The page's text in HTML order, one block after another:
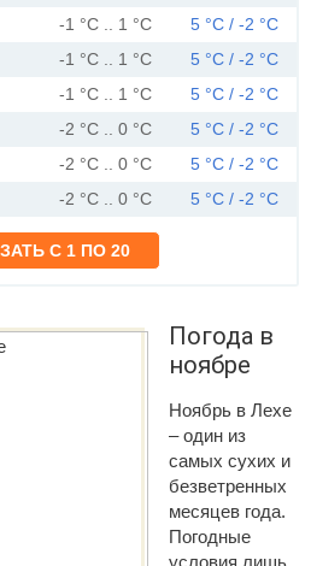
-1 °C .. 1 °C
5 °C / -2 °C
-1 °C .. 1 °C
5 °C / -2 °C
-1 °C .. 1 °C
5 °C / -2 °C
-2 °C .. 0 °C
5 °C / -2 °C
-2 °C .. 0 °C
5 °C / -2 °C
-2 °C .. 0 °C 5 °C / -2 °C
Погода в
ноябре
Ноябрь в Лехе
– один из
самых сухих и
безветренных
месяцев года.
Погодные
условия лишь